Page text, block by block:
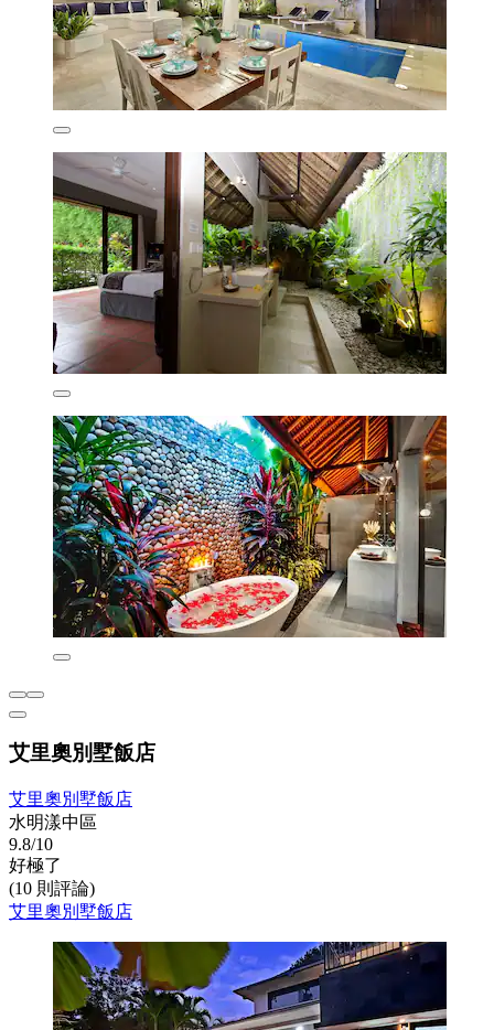
艾里奧別墅飯店
艾里奧別墅飯店
水明漾中區
9.8/10
好極了
(10 則評論)
艾里奧別墅飯店